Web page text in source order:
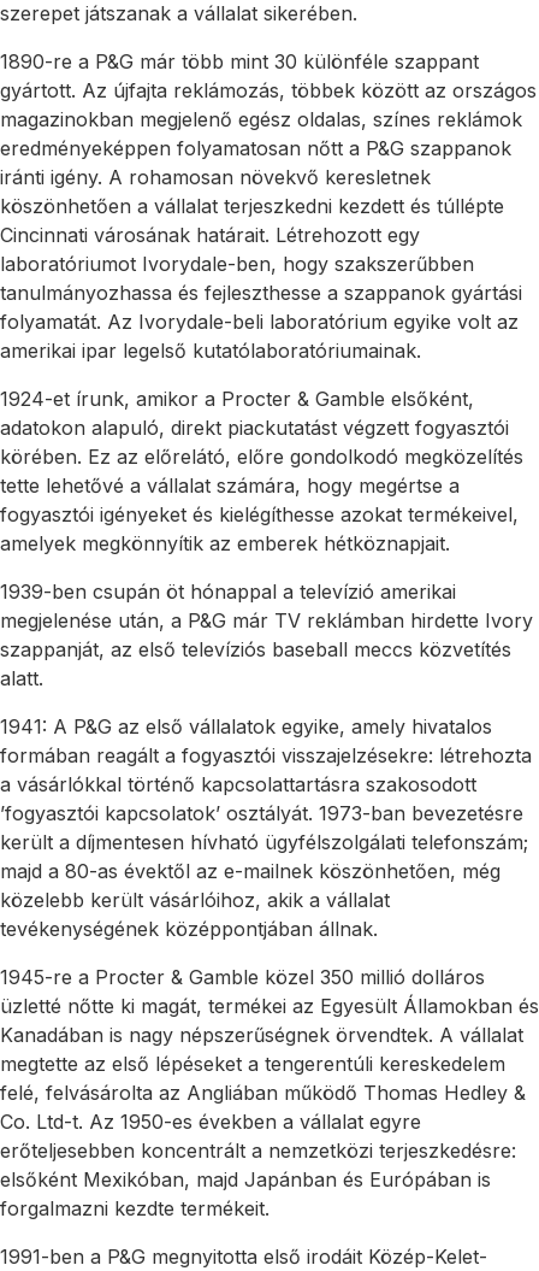
szerepet játszanak a vállalat sikerében.
1890-re a P&G már több mint 30 különféle szappant
gyártott. Az újfajta reklámozás, többek között az országos
magazinokban megjelenő egész oldalas, színes reklámok
eredményeképpen folyamatosan nőtt a P&G szappanok
iránti igény. A rohamosan növekvő keresletnek
köszönhetően a vállalat terjeszkedni kezdett és túllépte
Cincinnati városának határait. Létrehozott egy
laboratóriumot Ivorydale-ben, hogy szakszerűbben
tanulmányozhassa és fejleszthesse a szappanok gyártási
folyamatát. Az Ivorydale-beli laboratórium egyike volt az
amerikai ipar legelső kutatólaboratóriumainak.
1924-et írunk, amikor a Procter & Gamble elsőként,
adatokon alapuló, direkt piackutatást végzett fogyasztói
körében. Ez az előrelátó, előre gondolkodó megközelítés
tette lehetővé a vállalat számára, hogy megértse a
fogyasztói igényeket és kielégíthesse azokat termékeivel,
amelyek megkönnyítik az emberek hétköznapjait.
1939-ben csupán öt hónappal a televízió amerikai
megjelenése után, a P&G már TV reklámban hirdette Ivory
szappanját, az első televíziós baseball meccs közvetítés
alatt.
1941: A P&G az első vállalatok egyike, amely hivatalos
formában reagált a fogyasztói visszajelzésekre: létrehozta
a vásárlókkal történő kapcsolattartásra szakosodott
’fogyasztói kapcsolatok’ osztályát. 1973-ban bevezetésre
került a díjmentesen hívható ügyfélszolgálati telefonszám;
majd a 80-as évektől az e-mailnek köszönhetően, még
közelebb került vásárlóihoz, akik a vállalat
tevékenységének középpontjában állnak.
1945-re a Procter & Gamble közel 350 millió dolláros
üzletté nőtte ki magát, termékei az Egyesült Államokban és
Kanadában is nagy népszerűségnek örvendtek. A vállalat
megtette az első lépéseket a tengerentúli kereskedelem
felé, felvásárolta az Angliában működő Thomas Hedley &
Co. Ltd-t. Az 1950-es években a vállalat egyre
erőteljesebben koncentrált a nemzetközi terjeszkedésre:
elsőként Mexikóban, majd Japánban és Európában is
forgalmazni kezdte termékeit.
1991-ben a P&G megnyitotta első irodáit Közép-Kelet-